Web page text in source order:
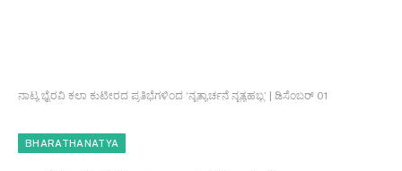
ನಾಟ್ಯ ಭೈರವಿ ಕಲಾ ಕುಟೀರದ ಪ್ರತಿಭೆಗಳಿಂದ ‘ನೃತ್ಯಾರ್ಚನೆ ನೃತ್ಯಹಬ್ಬ’ | ಡಿಸೆಂಬರ್ 01
BHARATHANATYA